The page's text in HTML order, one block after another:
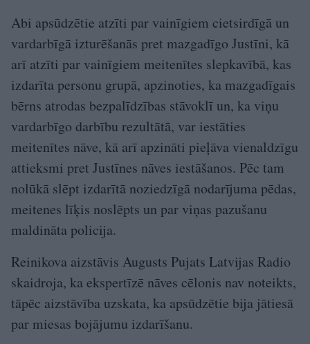
Abi apsūdzētie atzīti par vainīgiem cietsirdīgā un
vardarbīgā izturēšanās pret mazgadīgo Justīni, kā
arī atzīti par vainīgiem meitenītes slepkavībā, kas
izdarīta personu grupā, apzinoties, ka mazgadīgais
bērns atrodas bezpalīdzības stāvoklī un, ka viņu
vardarbīgo darbību rezultātā, var iestāties
meitenītes nāve, kā arī apzināti pieļāva vienaldzīgu
attieksmi pret Justīnes nāves iestāšanos. Pēc tam
nolūkā slēpt izdarītā noziedzīgā nodarījuma pēdas,
meitenes līķis noslēpts un par viņas pazušanu
maldināta policija.
Reinikova aizstāvis Augusts Pujats Latvijas Radio
skaidroja, ka ekspertīzē nāves cēlonis nav noteikts,
tāpēc aizstāvība uzskata, ka apsūdzētie bija jātiesā
par miesas bojājumu izdarīšanu.